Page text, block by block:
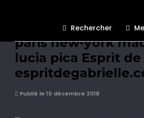
Rechercher
chanel metiers
paris new-york
lucia pica Esprit
Publié le 10 décembre 2018